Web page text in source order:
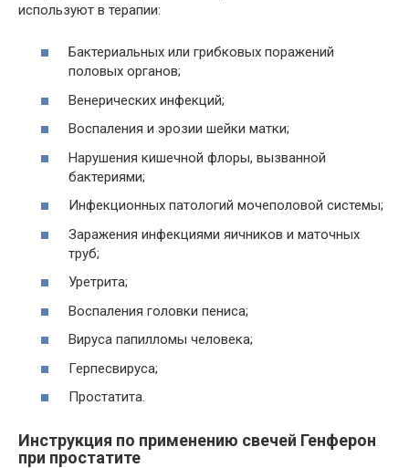
используют в терапии:
Бактериальных или грибковых поражений
половых органов;
Венерических инфекций;
Воспаления и эрозии шейки матки;
Нарушения кишечной флоры, вызванной
бактериями;
Инфекционных патологий мочеполовой системы;
Заражения инфекциями яичников и маточных
труб;
Уретрита;
Воспаления головки пениса;
Вируса папилломы человека;
Герпесвируса;
Простатита.
Инструкция по применению свечей Генферон
при простатите